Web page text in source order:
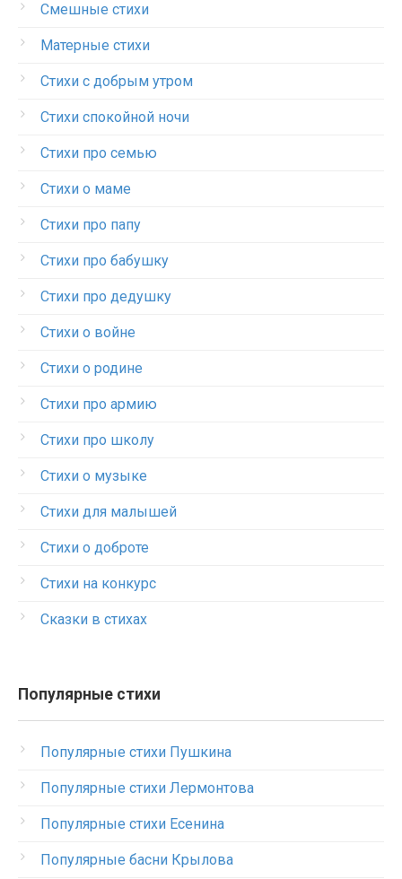
Смешные стихи
Матерные стихи
Стихи с добрым утром
Стихи спокойной ночи
Стихи про семью
Стихи о маме
Стихи про папу
Стихи про бабушку
Стихи про дедушку
Стихи о войне
Стихи о родине
Стихи про армию
Стихи про школу
Стихи о музыке
Стихи для малышей
Стихи о доброте
Стихи на конкурс
Сказки в стихах
Популярные стихи
Популярные стихи Пушкина
Популярные стихи Лермонтова
Популярные стихи Есенина
Популярные басни Крылова